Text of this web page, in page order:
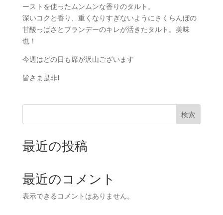
ーストを使ったムンムンな香りのタルト。
深いコクと香り、重くなりすぎないようにさくらんぼの
甘酸っぱさとブランデーのキレが活きたタルト。美味
也！
今週はどの日も席が沢山ございます
皆さま是非❗
検索
最近の投稿
最近のコメント
表示できるコメントはありません。